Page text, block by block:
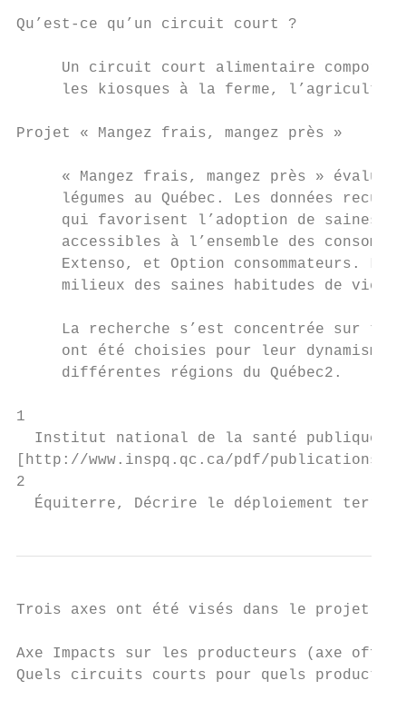
Qu’est-ce qu’un circuit court ?
Un circuit court alimentaire
les kiosques à la ferme,
Projet « Mangez frais, mangez près »
« Mangez frais, mangez près » évalue
légumes au Québec. Les données
qui favorisent l’adoption de saines
accessibles à l’ensemble des
Extenso, et Option consommateurs.
milieux des saines habitudes de vie,
La recherche s’est concentrée sur
ont été choisies pour leur dynamisme
     différentes régions du Québec2.
1
Institut national de la santé publique
[http://www.inspq.qc.ca/pdf/publications/
2
Équiterre, Décrire le déploiement
Trois axes ont été visés dans le projet
Axe Impacts sur les producteurs (axe offre)
Quels circuits courts pour quels